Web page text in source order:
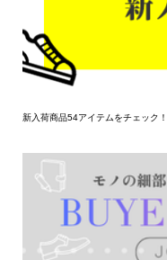
新入荷商品54アイテムをチェック！